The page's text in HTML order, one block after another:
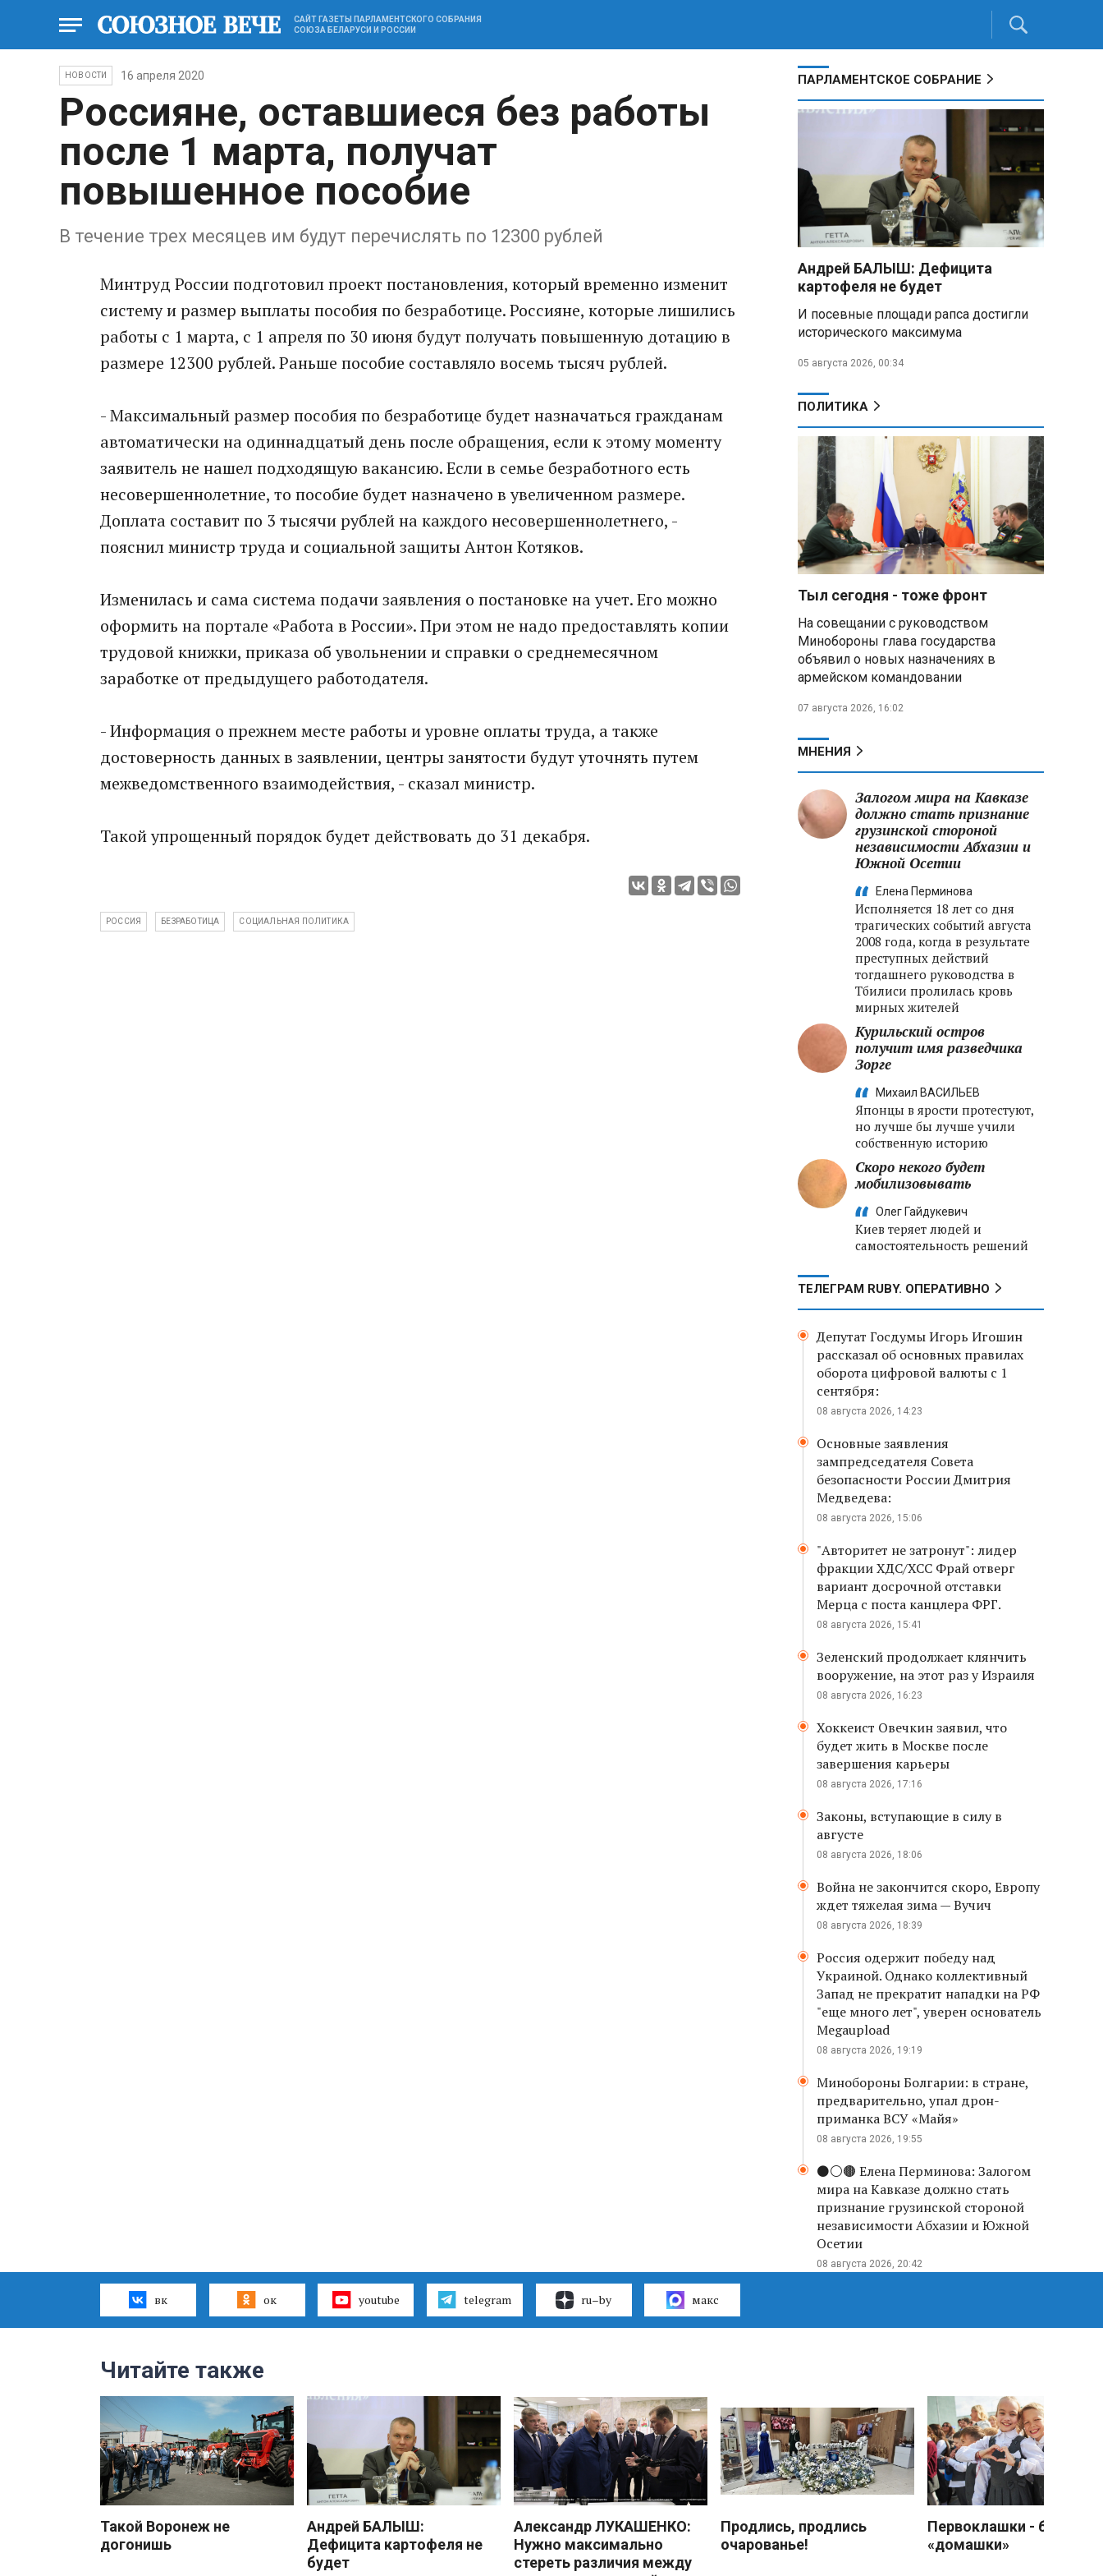
САЙТ ГАЗЕТЫ ПАРЛАМЕНТСКОГО СОБРАНИЯ
СОЮЗА БЕЛАРУСИ И РОССИИ
НОВОСТИ 16 апреля 2020
Россияне, оставшиеся без работы
после 1 марта, получат
повышенное пособие
В течение трех месяцев им будут перечислять по 12300 рублей
Минтруд России подготовил проект постановления, который временно изменит
систему и размер выплаты пособия по безработице. Россияне, которые лишились
работы с 1 марта, с 1 апреля по 30 июня будут получать повышенную дотацию в
размере 12300 рублей. Раньше пособие составляло восемь тысяч рублей.
- Максимальный размер пособия по безработице будет назначаться гражданам
автоматически на одиннадцатый день после обращения, если к этому моменту
заявитель не нашел подходящую вакансию. Если в семье безработного есть
несовершеннолетние, то пособие будет назначено в увеличенном размере.
Доплата составит по 3 тысячи рублей на каждого несовершеннолетнего, -
пояснил министр труда и социальной защиты Антон Котяков.
Изменилась и сама система подачи заявления о постановке на учет. Его можно
оформить на портале «Работа в России». При этом не надо предоставлять копии
трудовой книжки, приказа об увольнении и справки о среднемесячном
заработке от предыдущего работодателя.
- Информация о прежнем месте работы и уровне оплаты труда, а также
достоверность данных в заявлении, центры занятости будут уточнять путем
межведомственного взаимодействия, - сказал министр.
Такой упрощенный порядок будет действовать до 31 декабря.
РОССИЯ БЕЗРАБОТИЦА СОЦИАЛЬНАЯ ПОЛИТИКА
ПАРЛАМЕНТСКОЕ СОБРАНИЕ
Андрей БАЛЫШ: Дефицита
картофеля не будет
И посевные площади рапса достигли
исторического максимума
05 августа 2026, 00:34
ПОЛИТИКА
Тыл сегодня - тоже фронт
На совещании с руководством
Минобороны глава государства
объявил о новых назначениях в
армейском командовании
07 августа 2026, 16:02
МНЕНИЯ
Залогом мира на Кавказе
должно стать признание
грузинской стороной
независимости Абхазии и
Южной Осетии
Елена Перминова
Исполняется 18 лет со дня
трагических событий августа
2008 года, когда в результате
преступных действий
тогдашнего руководства в
Тбилиси пролилась кровь
мирных жителей
Курильский остров
получит имя разведчика
Зорге
Михаил ВАСИЛЬЕВ
Японцы в ярости протестуют,
но лучше бы лучше учили
собственную историю
Скоро некого будет
мобилизовывать
Олег Гайдукевич
Киев теряет людей и
самостоятельность решений
ТЕЛЕГРАМ RUBY. ОПЕРАТИВНО
Депутат Госдумы Игорь Игошин
рассказал об основных правилах
оборота цифровой валюты с 1
сентября:
08 августа 2026, 14:23
Основные заявления
зампредседателя Совета
безопасности России Дмитрия
Медведева:
08 августа 2026, 15:06
"Авторитет не затронут": лидер
фракции ХДС/ХСС Фрай отверг
вариант досрочной отставки
Мерца с поста канцлера ФРГ.
08 августа 2026, 15:41
Зеленский продолжает клянчить
вооружение, на этот раз у Израиля
08 августа 2026, 16:23
Хоккеист Овечкин заявил, что
будет жить в Москве после
завершения карьеры
08 августа 2026, 17:16
Законы, вступающие в силу в
августе
08 августа 2026, 18:06
Война не закончится скоро, Европу
ждет тяжелая зима — Вучич
08 августа 2026, 18:39
Россия одержит победу над
Украиной. Однако коллективный
Запад не прекратит нападки на РФ
"еще много лет", уверен основатель
Megaupload
08 августа 2026, 19:19
Минобороны Болгарии: в стране,
предварительно, упал дрон-
приманка ВСУ «Майя»
08 августа 2026, 19:55
⚫️⚪️🟤 Елена Перминова: Залогом
мира на Кавказе должно стать
признание грузинской стороной
независимости Абхазии и Южной
Осетии
08 августа 2026, 20:42
вк ок youtube telegram ru–by макс
Читайте также
Такой Воронеж не
догонишь
Андрей БАЛЫШ:
Дефицита картофеля не
будет
Александр ЛУКАШЕНКО:
Нужно максимально
стереть различия между
Продлись, продлись
очарованье!
Первоклашки - без
«домашки»